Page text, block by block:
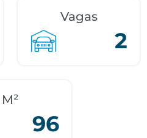
Vagas
2
M²
96